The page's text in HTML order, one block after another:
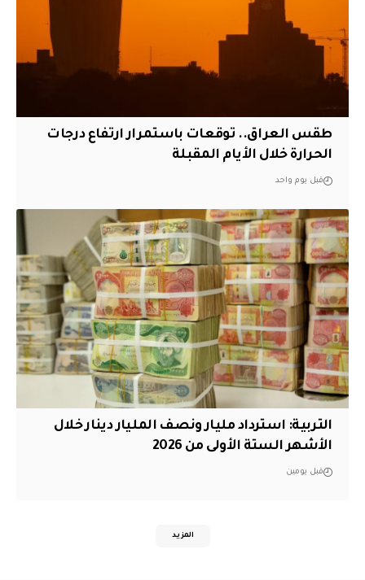
طقس العراق.. توقعات باستمرار ارتفاع درجات
الحرارة خلال الأيام المقبلة
قبل يوم واحد
التربية: استرداد مليار ونصف المليار دينار خلال
الأشهر الستة الأولى من 2026
قبل يومين
المزيد